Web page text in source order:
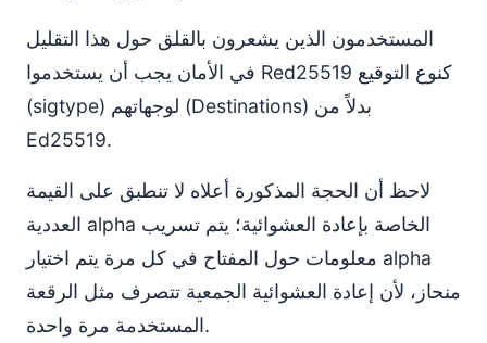
المستخدمون الذين يشعرون بالقلق حول هذا التقليل
في الأمان يجب أن يستخدموا Red25519 كنوع التوقيع
(sigtype) لوجهاتهم (Destinations) بدلاً من
Ed25519.
لاحظ أن الحجة المذكورة أعلاه لا تنطبق على القيمة
العددية alpha الخاصة بإعادة العشوائية؛ يتم تسريب
معلومات حول المفتاح في كل مرة يتم اختيار alpha
منحاز، لأن إعادة العشوائية الجمعية تتصرف مثل الرقعة
المستخدمة مرة واحدة.